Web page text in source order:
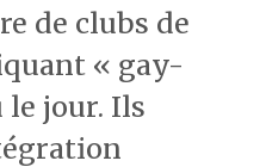
de clubs de
« gay-
jour. Ils